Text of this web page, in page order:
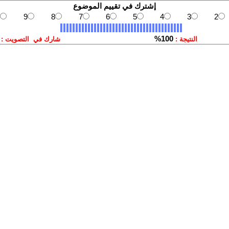
إشترك في تقييم الموضوع
2
3
4
5
6
7
8
9
النتيجة : 100% شارك في التصويت